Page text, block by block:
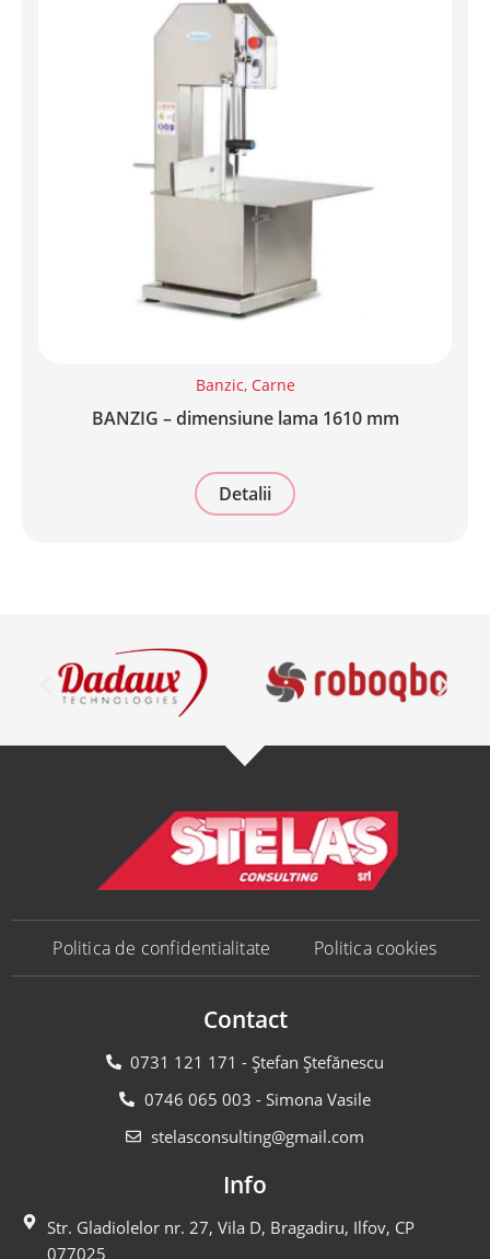
Banzic, Carne
BANZIG – dimensiune lama 1610 mm
Detalii
Politica de confidentialitate Politica cookies
Contact
0731 121 171 - Ștefan Ștefănescu
0746 065 003 - Simona Vasile
stelasconsulting@gmail.com
Info
Str. Gladiolelor nr. 27, Vila D, Bragadiru, Ilfov, CP
077025